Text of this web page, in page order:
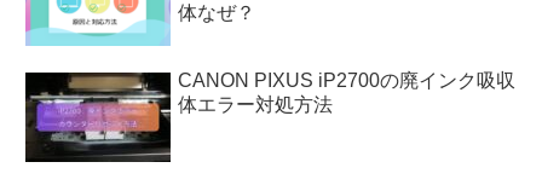
体なぜ？
CANON PIXUS iP2700の廃インク吸収
体エラー対処方法